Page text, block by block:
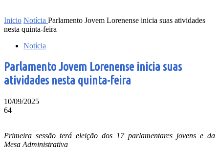
Inicio Notícia Parlamento Jovem Lorenense inicia suas atividades
nesta quinta-feira
Notícia
Parlamento Jovem Lorenense inicia suas
atividades nesta quinta-feira
10/09/2025
64
Primeira sessão terá eleição dos 17 parlamentares jovens e da
Mesa Administrativa